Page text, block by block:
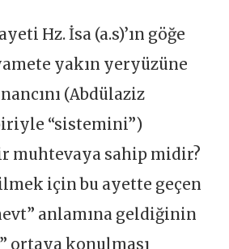
Hz. İsa (a.s)’ın göğe
yakın yeryüzüne
(Abdülaziz
“sistemini”)
muhtevaya sahip midir?
için bu ayette geçen
anlamına geldiğinin
ortaya konulması